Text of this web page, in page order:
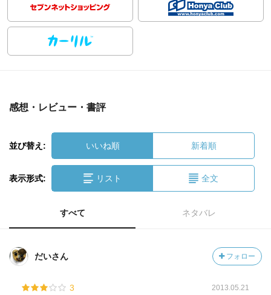
感想・レビュー・書評
並び替え: いいね順 新着順
表示形式: リスト 全文
すべて ネタバレ
だいさん フォロー
3 2013.05.21